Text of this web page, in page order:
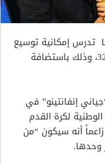
تدرس إمكانية توسيع
مونديال قطر، ليضم 48 منتخب بدلاً من 32، وذلك باستضافة
إنفانتينو” في
لكرة القدم
ليضم 48 منتخب، زاعماً أنه سيكون “من